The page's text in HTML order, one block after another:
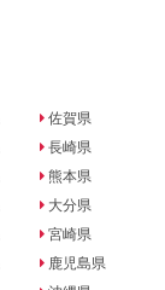
佐賀県
長崎県
熊本県
大分県
宮崎県
鹿児島県